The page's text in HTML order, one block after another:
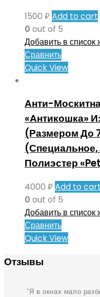
1500 ₽Add to cart
0 out of 5
Добавить в список
Сравнить
Quick View
Анти-
«Антикошка»
(Размером До
Полиэстер
4000 ₽Add to cart
0 out of 5
Добавить в список
Сравнить
Quick View
Отзывы
Я в окнах мало